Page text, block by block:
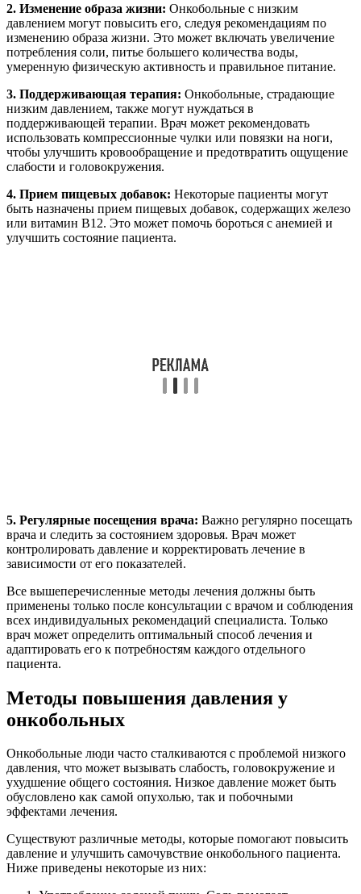
2. Изменение образа жизни: Онкобольные с низким
давлением могут повысить его, следуя рекомендациям по
изменению образа жизни. Это может включать увеличение
потребления соли, питье большего количества воды,
умеренную физическую активность и правильное питание.
3. Поддерживающая терапия: Онкобольные, страдающие
низким давлением, также могут нуждаться в
поддерживающей терапии. Врач может рекомендовать
использовать компрессионные чулки или повязки на ноги,
чтобы улучшить кровообращение и предотвратить ощущение
слабости и головокружения.
4. Прием пищевых добавок: Некоторые пациенты могут
быть назначены прием пищевых добавок, содержащих железо
или витамин В12. Это может помочь бороться с анемией и
улучшить состояние пациента.
5. Регулярные посещения врача: Важно регулярно посещать
врача и следить за состоянием здоровья. Врач может
контролировать давление и корректировать лечение в
зависимости от его показателей.
Все вышеперечисленные методы лечения должны быть
применены только после консультации с врачом и соблюдения
всех индивидуальных рекомендаций специалиста. Только
врач может определить оптимальный способ лечения и
адаптировать его к потребностям каждого отдельного
пациента.
Методы повышения давления у
онкобольных
Онкобольные люди часто сталкиваются с проблемой низкого
давления, что может вызывать слабость, головокружение и
ухудшение общего состояния. Низкое давление может быть
обусловлено как самой опухолью, так и побочными
эффектами лечения.
Существуют различные методы, которые помогают повысить
давление и улучшить самочувствие онкобольного пациента.
Ниже приведены некоторые из них: